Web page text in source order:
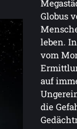
Globus
leben.
vom
auf
die